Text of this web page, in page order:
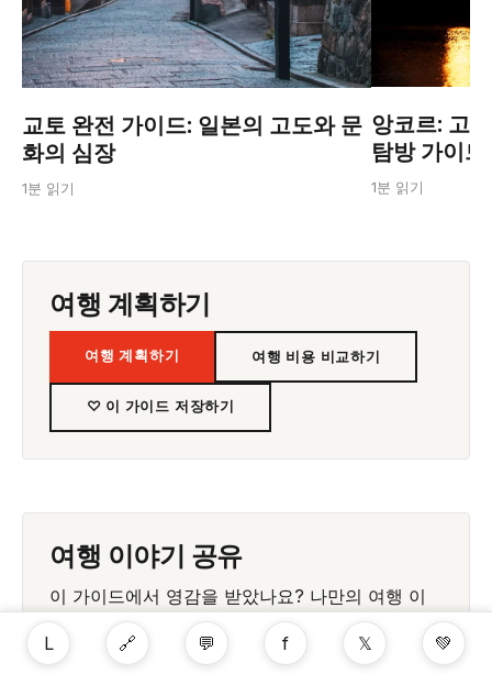
교토 완전 가이드: 일본의 고도와 문
화의 심장
1분 읽기
앙코르: 고
탐방 가이드
1분 읽기
여행 계획하기
여행 계획하기 여행 비용 비교하기
♡ 이 가이드 저장하기
여행 이야기 공유
이 가이드에서 영감을 받았나요? 나만의 여행 이
야기를 커뮤니티에 공유하세요
L 🔗 💬 f 𝕏 💚